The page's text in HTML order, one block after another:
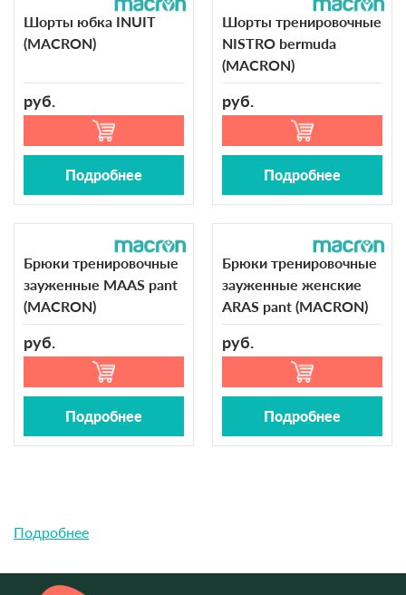
Шорты юбка INUIT
(MACRON)
руб.
Подробнее
Шорты тренировочные
NISTRO bermuda
(MACRON)
руб.
Подробнее
Брюки тренировочные
зауженные MAAS pant
(MACRON)
руб.
Подробнее
Брюки тренировочные
зауженные женские
ARAS pant (MACRON)
руб.
Подробнее
Подробнее